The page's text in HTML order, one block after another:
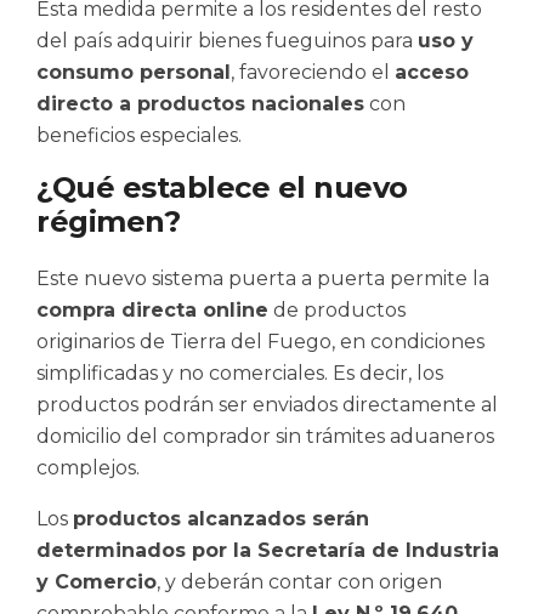
Esta medida permite a los residentes del resto
del país adquirir bienes fueguinos para uso y
consumo personal, favoreciendo el acceso
directo a productos nacionales con
beneficios especiales.
¿Qué establece el nuevo
régimen?
Este nuevo sistema puerta a puerta permite la
compra directa online de productos
originarios de Tierra del Fuego, en condiciones
simplificadas y no comerciales. Es decir, los
productos podrán ser enviados directamente al
domicilio del comprador sin trámites aduaneros
complejos.
Los productos alcanzados serán
determinados por la Secretaría de Industria
y Comercio, y deberán contar con origen